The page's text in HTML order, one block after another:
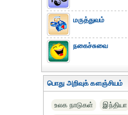
மருத்துவம்
நகைச்சுவை
பொது அறிவுக் களஞ்சியம்
உலக நாடுகள் இந்தியா